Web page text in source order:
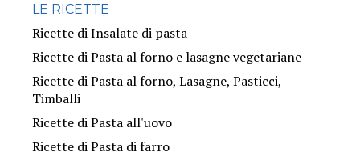
LE RICETTE
Ricette di Insalate di pasta
Ricette di Pasta al forno e lasagne vegetariane
Ricette di Pasta al forno, Lasagne, Pasticci,
Timballi
Ricette di Pasta all'uovo
Ricette di Pasta di farro